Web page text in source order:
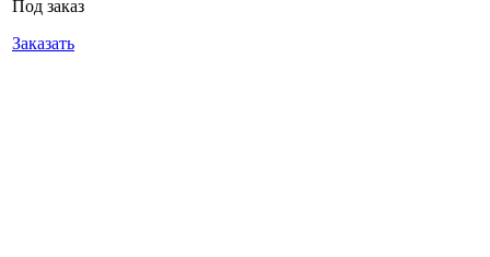
Под заказ
Заказать